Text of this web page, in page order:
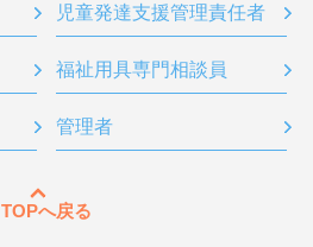
児童発達支援管理責任者
福祉用具専門相談員
管理者
TOPへ戻る